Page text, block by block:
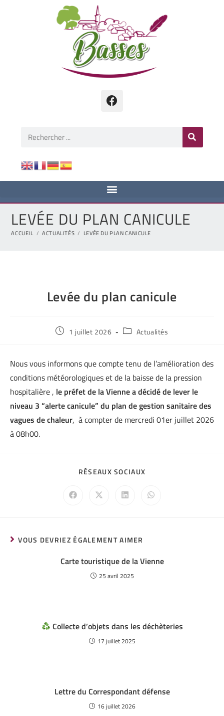
LEVÉE DU PLAN CANICULE
ACCUEIL / ACTUALITÉS / LEVÉE DU PLAN CANICULE
Levée du plan canicule
1 juillet 2026 Actualités
Nous vous informons que compte tenu de l’amélioration des
conditions météorologiques et de la baisse de la pression
hospitalière , le préfet de la Vienne a décidé de lever le
niveau 3 “alerte canicule” du plan de gestion sanitaire des
vagues de chaleur, à compter de mercredi 01er juillet 2026
à 08h00.
RÉSEAUX SOCIAUX
VOUS DEVRIEZ ÉGALEMENT AIMER
Carte touristique de la Vienne
25 avril 2025
Collecte d’objets dans les déchèteries
17 juillet 2025
Lettre du Correspondant défense
16 juillet 2026